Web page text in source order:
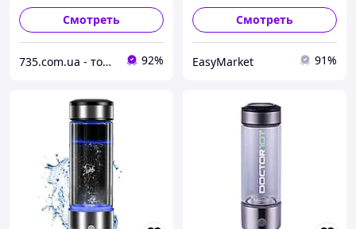
Смотреть
735.com.ua - товары для дома, медицинское и техническое оборудование с доставкой по Украине 92%
зарядкойСмотреть
EasyMarket 91%